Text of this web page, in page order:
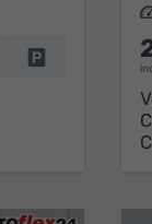
Fahrzeug parken